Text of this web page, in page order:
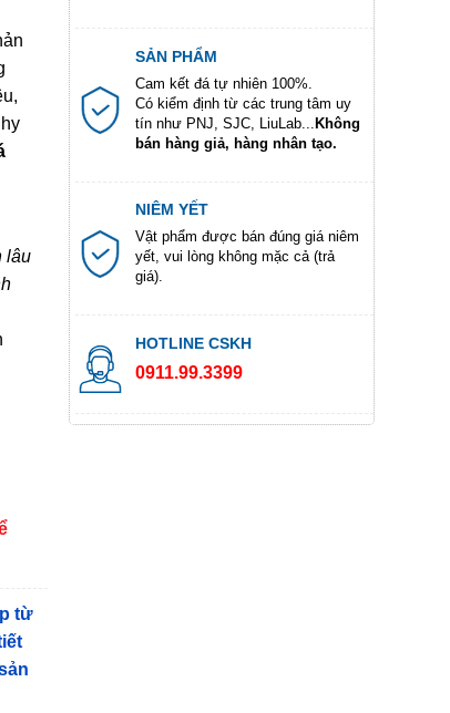
lâu
từ
SẢN PHẨM
Cam kết đá tự nhiên 100%.
Có kiểm định từ các trung tâm uy
tín như PNJ, SJC, LiuLab...
Không
bán hàng giả, hàng nhân tạo.
NIÊM YẾT
Vật phẩm được bán đúng giá niêm
yết, vui lòng không mặc cả (trả
giá).
HOTLINE CSKH
0911.99.3399